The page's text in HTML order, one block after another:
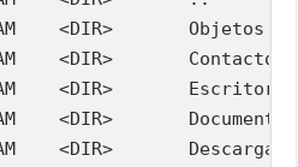
<DIR>       Objetos 3D
<DIR>       Contactos
<DIR>       Escritorio
<DIR>       Documentos
<DIR>       Descargas